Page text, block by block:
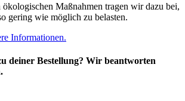
Maßnahmen tragen wir dazu bei,
gering wie möglich zu belasten.
Informationen.
deiner Bestellung? Wir beantworten